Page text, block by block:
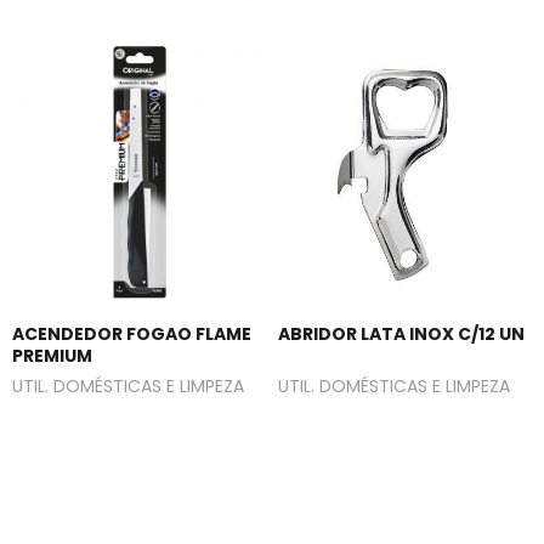
ACENDEDOR FOGAO FLAME
PREMIUM
UTIL. DOMÉSTICAS E LIMPEZA
ABRIDOR LATA INOX C/12 UN
UTIL. DOMÉSTICAS E LIMPEZA